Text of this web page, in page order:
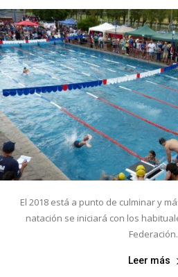
El 2018 está a punto de culminar y
natación se iniciará con los
Leer más